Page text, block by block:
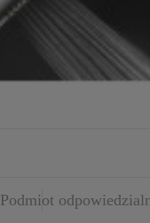
Podmiot